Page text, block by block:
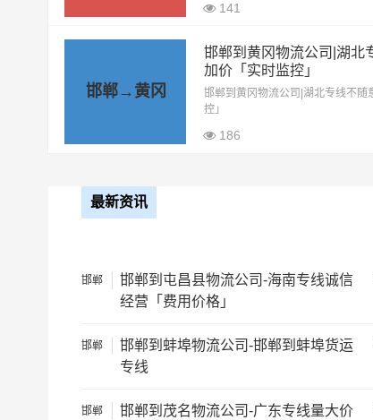
141
邯郸→黄冈
邯郸到黄冈物流公司|湖北
加价「实时监控」
邯郸到黄冈物流公司|湖北专线不随
控」
186
最新资讯
邯郸
邯郸到屯昌县物流公司-海南专线诚信
经营「费用价格」
邯郸
邯郸到蚌埠物流公司-邯郸到蚌埠货运
专线
邯郸
邯郸到茂名物流公司-广东专线量大价